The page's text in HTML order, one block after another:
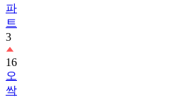
파
트
3
16
오
싹